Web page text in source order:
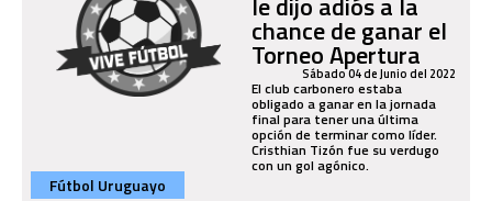
chance de ganar el
Torneo Apertura
Sábado 04 de Junio del 2022
El club carbonero estaba
obligado a ganar en la jornada
final para tener una última
opción de terminar como líder.
Cristhian Tizón fue su verdugo
con un gol agónico.
Fútbol Uruguayo